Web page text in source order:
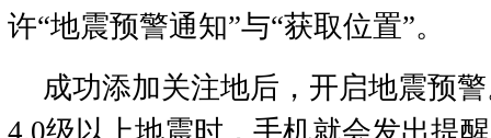
许“地震预警通知”与“获取位置”。
成功添加关注地后，开启地震预
4.0级以上地震时，手机就会发出提